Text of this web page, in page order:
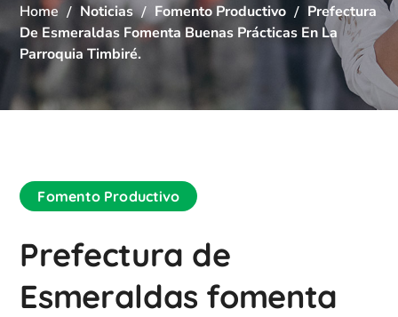
Home Noticias Fomento Productivo
Prefectura
De Esmeraldas Fomenta Buenas Prácticas En La
Parroquia Timbiré.
Fomento Productivo
Prefectura de
Esmeraldas fomenta